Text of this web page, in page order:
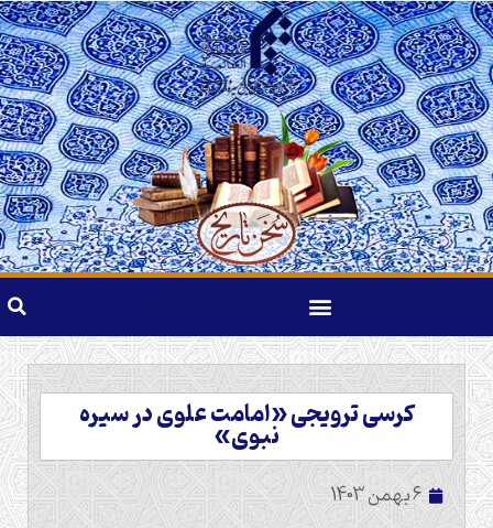
کرسی ترویجی «امامت علوی در سیره
نبوی»
6 بهمن 1403